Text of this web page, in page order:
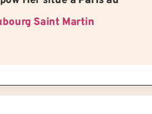
Saint Martin